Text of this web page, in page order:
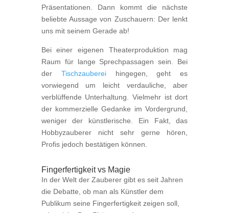
Präsentationen. Dann kommt die nächste
beliebte Aussage von Zuschauern: Der lenkt
uns mit seinem Gerade ab!
Bei einer eigenen Theaterproduktion mag
Raum für lange Sprechpassagen sein. Bei
der Tischzaubereihingegen, geht es
vorwiegend um leicht verdauliche, aber
verblüffende Unterhaltung. Vielmehr ist dort
der kommerzielle Gedanke im Vordergrund,
weniger der künstlerische. Ein Fakt, das
Hobbyzauberer nicht sehr gerne hören,
Profis jedoch bestätigen können.
Fingerfertigkeit vs Magie
In der Welt der Zauberer gibt es seit Jahren
die Debatte, ob man als Künstler dem
Publikum seine Fingerfertigkeit zeigen soll,